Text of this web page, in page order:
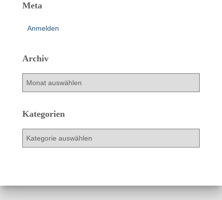
Meta
Anmelden
Archiv
h
Kategorien
o